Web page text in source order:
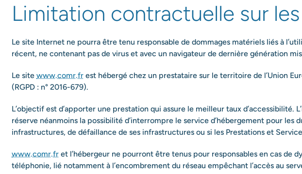
Limitation contractuelle sur
Le site Internet ne pourra être tenu responsable de dommages matériels liés à
récent, ne contenant pas de virus et avec un navigateur de dernière génération
Le site www.comr.fr est hébergé chez un prestataire sur le territoire de l’Union
(RGPD : n° 2016-679).
L’objectif est d’apporter une prestation qui assure le meilleur taux d’accessibilité.
réserve néanmoins la possibilité d’interrompre le service d’hébergement pour
infrastructures, de défaillance de ses infrastructures ou si les Prestations et
www.comr.fr et l’hébergeur ne pourront être tenus pour responsables en cas
téléphonie, lié notamment à l’encombrement du réseau empêchant l’accès au